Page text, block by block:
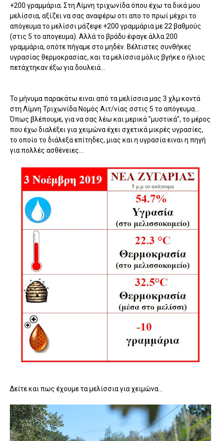
+200 γραμμάρια. Στη Λίμνη τριχωνίδα όπου έχω τα δικά μου
μελίσσια, αξίζει να σας αναφέρω οτι απο το πρωί μέχρι το
απόγευμα το μελίσσι μάζεψε +200 γραμμάρια με 22 βαθμούς
(στις 5 το απογευμα). Αλλά το βράδυ έφαγε άλλα 200
γραμμάρια, οπότε πήγαμε στο μηδέν. Βέλτιστες συνθήκες
υγρασίας θερμοκρασίας, και τα μελίσσια μόλις βγήκε ο ήλιος
πετάχτηκαν έξω για δουλειά...
Το μήνυμα παρακάτω ειναι από τα μελίσσια μας 3 χλμ κοντά
στη Λίμνη Τριχωνίδα Νομός Αιτ/νίας σστις 5 το απόγευμα...
Όπως βλέπουμε, για να σας λέω και μερικά "μυστικά", το μέρος
που έχω διαλέξει για χειμώνα έχει σχετικά μικρές υγρασίες,
το οποίο το διάλεξα επίτηδες, μιας και η υγρασία ειναι η πηγή
για πολλές ασθένειες...
Δείτε και πως έχουμε τα μελίσσια για χειμώνα...